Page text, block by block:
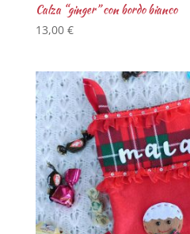
Calza “ginger” con bordo bianco
13,00 €